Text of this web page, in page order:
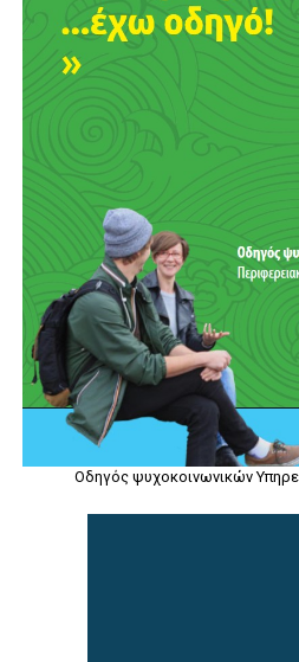
Οδηγός ψυχοκοινωνικών